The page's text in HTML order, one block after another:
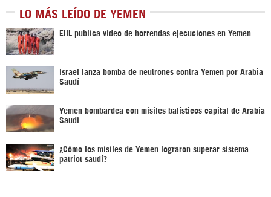
LO MÁS LEÍDO DE YEMEN
EIIL publica vídeo de horrendas ejecuciones en Yemen
Israel lanza bomba de neutrones contra Yemen por Arabia
Saudí
Yemen bombardea con misiles balísticos capital de Arabia
Saudí
¿Cómo los misiles de Yemen lograron superar sistema
patriot saudí?